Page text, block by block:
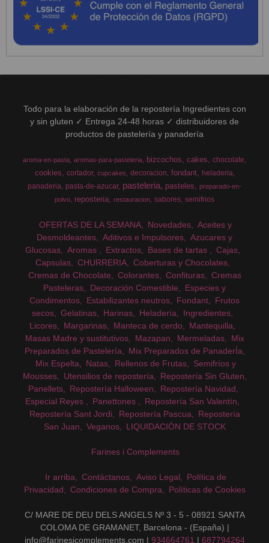
Todo para la elaboración de la repostería Ingredientes con
y sin gluten ✓ Entrega 24-48 horas ✓ distribuidores de
productos de pastelería y panadería
aroma-en-pasta aromas-para-pasteleria bizcochos cakes chocolate
cookies cortador cupcakes decoracion fondant
heladeria
panaderia pasta-de-azucar pasteleria pasteles
preparado-en-
polvo
reposteria restauracion sabores semifrios
OFERTAS DE LA SEMANA Novedades
Aceites y
Desmoldeantes
Aditivos e Impulsores
Azucares y
Glucosas
Aromas Extractos Bases de tartas
Cajas
Capsulas
CHURRERIA
Coberturas y Chocolates
Cremas de Chocolate
Colorantes Confituras
Cremas
Pasteleras
Decoración Comestible
Especies y
Condimentos
Estabilizantes neutros Fondant
Frutos
secos
Gelatinas Harinas Heladería
Ingredientes
Licores
Margarinas Manteca de cerdo
Mantequilla
Masas Madre y sustitutivos
Mazapan Mermeladas
Mix
Preparados de Pastelería
Mix Preparados de PanaderÍa
Mix Espelta
Natas Rellenos de Frutas
Semifríos y
Mousses
Utensilios de repostería
Repostería Sin Gluten
Panellets
Repostería Halloween
Repostería Navidad
Especial Reyes
Panettones
Repostería San Valentín
Repostería Sant Jordi
Repostería Pascua
Repostería
San Juan
Veganos LIQUIDACIÓN DE STOCK
Farines i Complements
Ir arriba Contáctanos Aviso Legal
Política de
Privacidad
Condiciones de Compra Políticas de Cookies
C/ MARE DE DEU DELS ANGELS Nº 3 - 5 - 08921 SANTA
COLOMA DE GRAMANET, Barcelona - (España) |
info@farinesicomplements.com | 934664761 | 687794264